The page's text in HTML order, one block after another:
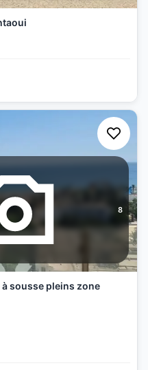
8
sousse pleins zone